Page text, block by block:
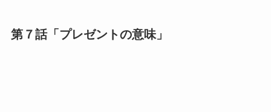
第７話「プレゼントの意味」